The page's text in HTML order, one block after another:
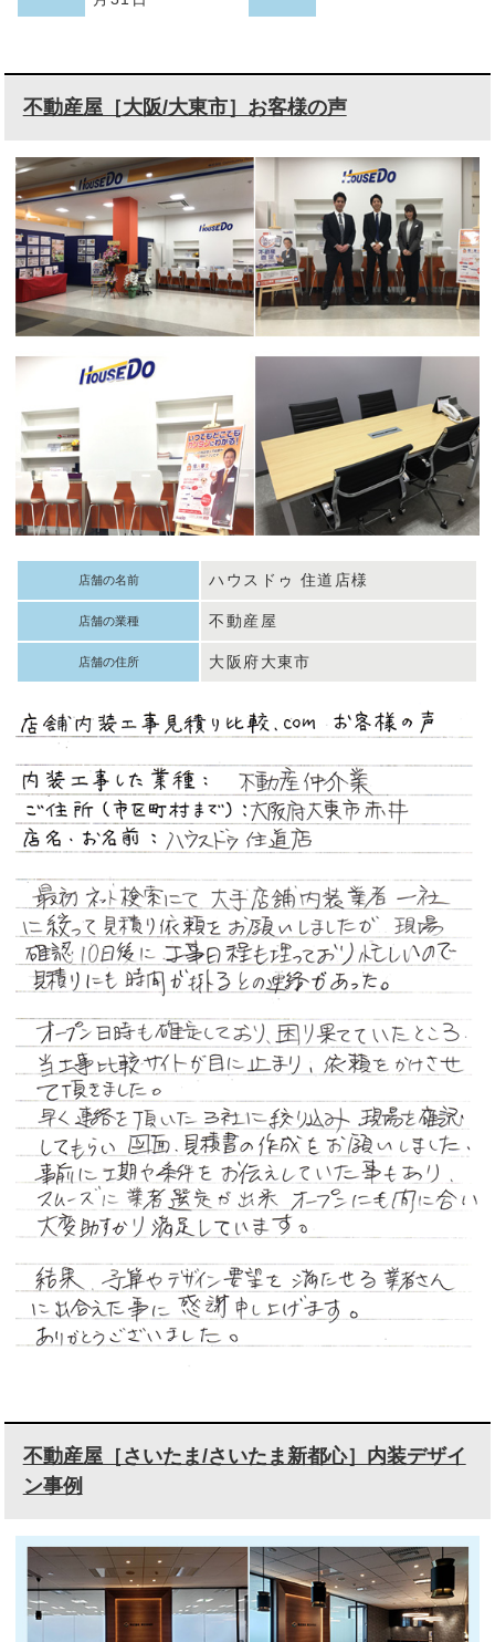
不動産屋［大阪/大東市］お客様の声
店舗の名前 ハウスドゥ 住道店様
店舗の業種 不動産屋
店舗の住所 大阪府大東市
不動産屋［さいたま/さいたま新都心］内装デザイ
ン事例